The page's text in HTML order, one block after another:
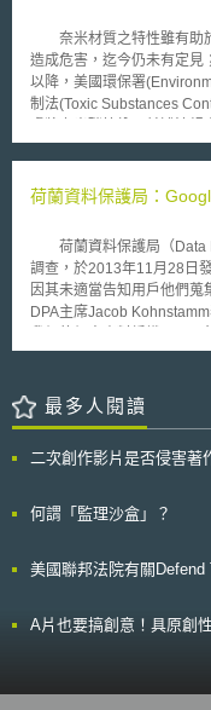
與租借遊戲角色服裝給消
地方法院提出告訴，獲得
司之爭議，分析任天堂公司
的侷限，如何藉由不正競爭防止法加以完
天堂公司就曾至日本特許廳
「マリカー」並非是一般社
駁回後，任天堂公司立即至
堂認MariCar公司違法的原
車Mario Kart；二為在未經
服裝給消費者；三是
莉歐賽車的名義及瑪莉歐賽
MariCar公司與任天堂公司之間互有
審判，東京地方法院於
令MariCar公司須停止租借
MariCar公司與任天堂公司
明任天堂主張有理之原因，
堂造成的損害，將賠償金額
對於商標權與不正競爭的主張 （一）日本特許廳異議第2016-
標，其商標圖樣為日文片假
他類型的移動裝置」[6]、
奈米材質之特性雖有助
造成危害，迄今仍未有定見
以降，美國環保署
制法(Toxic Substances
(2)發布「顯著新種使用規
(alumina nanoparticles)列入管理範圍內。
(Premanufacture Notice，
學物質的方式，配合適用製
與使用等過程，提出具體因
涉及有別於以往的重大創新
行通報環保署，再由其評估
無論在呼吸或皮膚接觸所造
料而向環保署所為之通報流
活動形成不確定的阻礙。 有鑒於奈米材料可能對人體健康產生未知風
所可能引發之風險，美國環
荷蘭資料保護局：
荷蘭資料保護局（Data
調查，於2013年11月28日
因其未適當告知用戶他們蒐
DPA主席Jacob
Google執行長Eric Schmidt
想些什麼。」。 調查顯示Google為了展示個人化的廣告及提供個人化
的服務，而將不同服務取得
的，而Google亦未事先提供
由概括（隱私）服務條款取
從Google的回應看來，他
元）若繼續拒絕遵循，將有
最多人閱讀
二次創作影片是否侵害著
何謂「監理沙盒」？
美國聯邦法院有關
A片也要搞創意！具原創